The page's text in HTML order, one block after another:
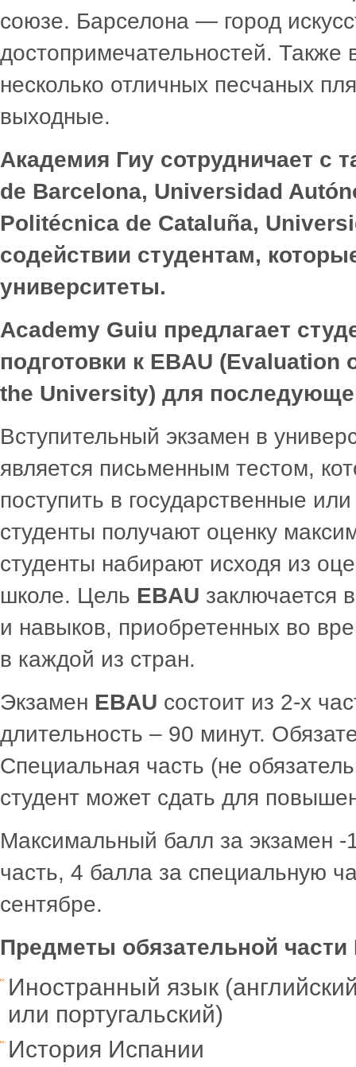
союзе. Барселона — город
достопримечательностей. Также
несколько отличных песчаных
выходные.
Академия Гиу сотрудничает с
de Barcelona, Universidad
Politécnica de Cataluña,
содействии студентам,
университеты.
Academy Guiu предлагает
подготовки к EBAU (Evaluation
the University) для
Вступительный экзамен в
является письменным тестом,
поступить в государственные
студенты получают оценку
студенты набирают исходя из
школе. Цель EBAU заключается
и навыков, приобретенных во
в каждой из стран.
Экзамен EBAU состоит из 2-х
длительность – 90 минут.
Специальная часть (не
студент может сдать для
Максимальный балл за экзамен
часть, 4 балла за специальную
сентябре.
Предметы обязательной части
Иностранный язык
или португальский)
История Испании